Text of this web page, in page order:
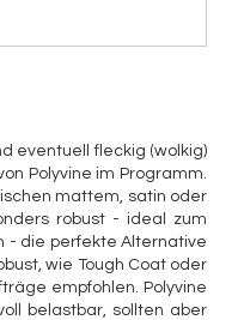
eventuell fleckig (wolkig)
Polyvine im Programm.
mattem, satin oder
robust - ideal zum
- die perfekte Alternative
wie Tough Coat oder
empfohlen. Polyvine
belastbar, sollten aber